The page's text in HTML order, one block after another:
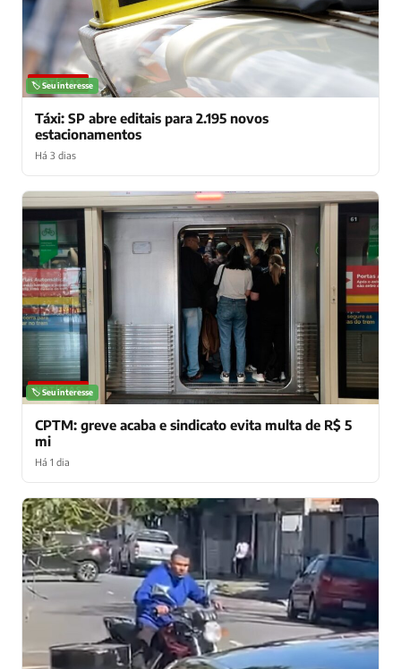
NOTÍCIAS
🏷️ Seu interesse
Táxi: SP abre editais para 2.195 novos
estacionamentos
Há 3 dias
NOTÍCIAS
🏷️ Seu interesse
CPTM: greve acaba e sindicato evita multa de R$ 5
mi
Há 1 dia